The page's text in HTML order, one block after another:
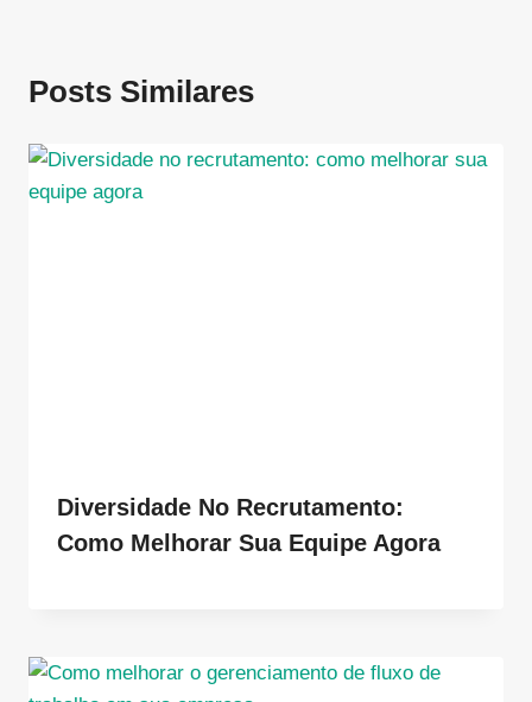
Posts Similares
Diversidade No Recrutamento:
Como Melhorar Sua Equipe Agora